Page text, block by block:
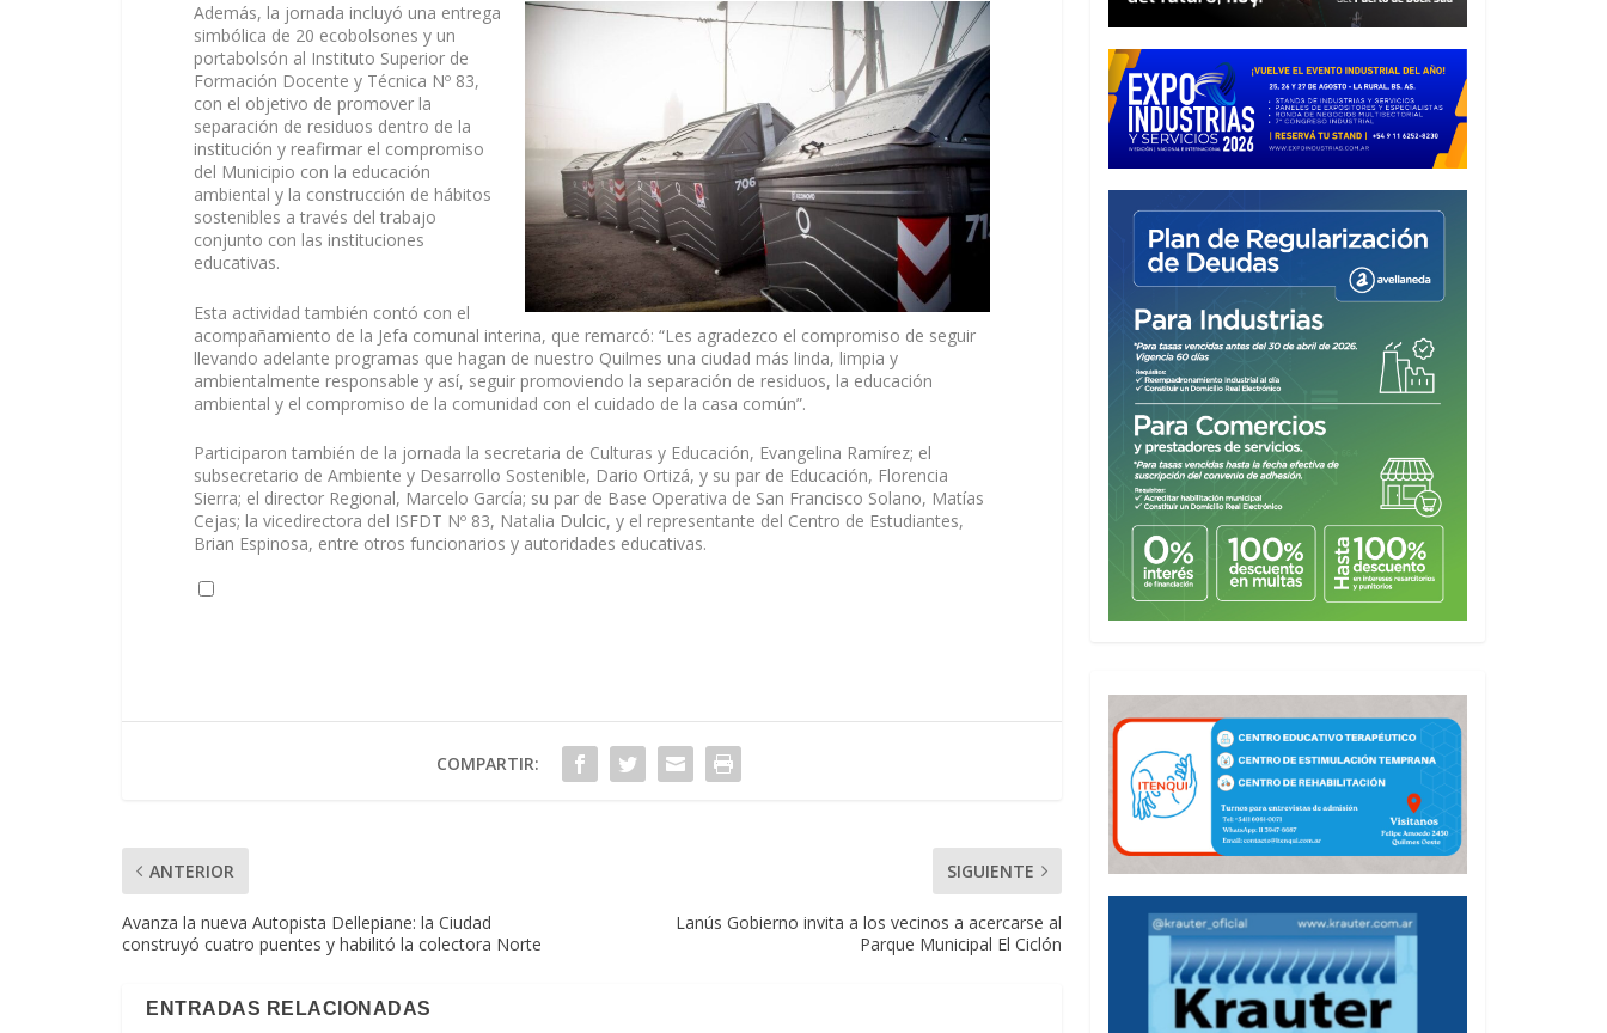
Además, la jornada incluyó una entrega
simbólica de 20 ecobolsones y un
portabolsón al Instituto Superior de
Formación Docente y Técnica Nº 83,
con el objetivo de promover la
separación de residuos dentro de la
institución y reafirmar el compromiso
del Municipio con la educación
ambiental y la construcción de hábitos
sostenibles a través del trabajo
conjunto con las instituciones
educativas.
Esta actividad también contó con el
acompañamiento de la Jefa comunal interina, que remarcó: “Les agradezco el compromiso de seguir
llevando adelante programas que hagan de nuestro Quilmes una ciudad más linda, limpia y
ambientalmente responsable y así, seguir promoviendo la separación de residuos, la educación
ambiental y el compromiso de la comunidad con el cuidado de la casa común”.
Participaron también de la jornada la secretaria de Culturas y Educación, Evangelina Ramírez; el
subsecretario de Ambiente y Desarrollo Sostenible, Dario Ortizá, y su par de Educación, Florencia
Sierra; el director Regional, Marcelo García; su par de Base Operativa de San Francisco Solano, Matías
Cejas; la vicedirectora del ISFDT Nº 83, Natalia Dulcic, y el representante del Centro de Estudiantes,
Brian Espinosa, entre otros funcionarios y autoridades educativas.
COMPARTIR:
ANTERIOR
Avanza la nueva Autopista Dellepiane: la Ciudad
construyó cuatro puentes y habilitó la colectora Norte
SIGUIENTE
Lanús Gobierno invita a los vecinos a acercarse al
Parque Municipal El Ciclón
ENTRADAS RELACIONADAS